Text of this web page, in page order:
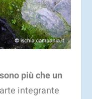
più che un
integrante